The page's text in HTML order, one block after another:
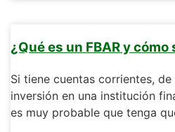
¿Qué es un FBAR y
Si tiene cuentas corrientes,
inversión en una institución
es muy probable que tenga